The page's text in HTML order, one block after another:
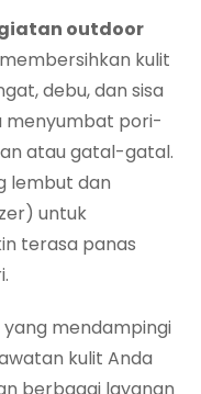
outdoor
kulit
debu, dan sisa
menyumbat pori-
atau gatal-gatal.
lembut dan
untuk
terasa panas
yang mendampingi
kulit Anda